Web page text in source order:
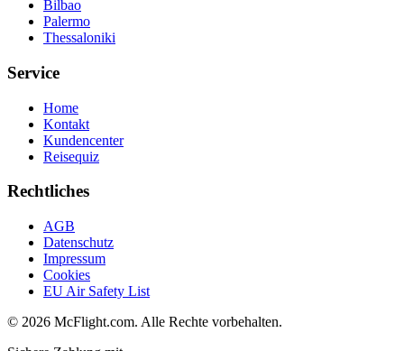
Bilbao
Palermo
Thessaloniki
Service
Home
Kontakt
Kundencenter
Reisequiz
Rechtliches
AGB
Datenschutz
Impressum
Cookies
EU Air Safety List
© 2026 McFlight.com. Alle Rechte vorbehalten.